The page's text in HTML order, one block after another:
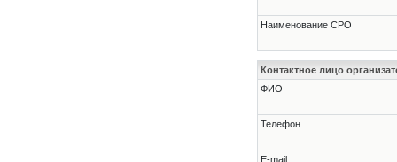
Наименование СРО
Контактное лицо
ФИО
Телефон
E-mail